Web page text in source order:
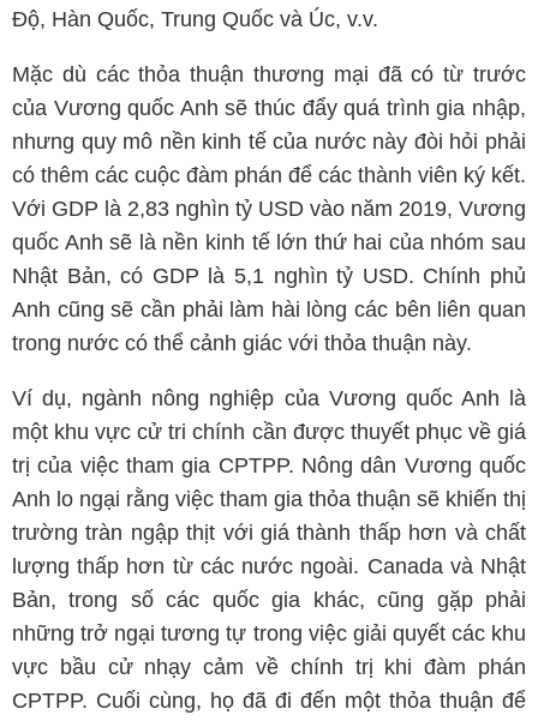
Độ, Hàn Quốc, Trung Quốc và Úc, v.v.
Mặc dù các thỏa thuận thương mại đã có từ trước
của Vương quốc Anh sẽ thúc đẩy quá trình gia nhập,
nhưng quy mô nền kinh tế của nước này đòi hỏi phải
có thêm các cuộc đàm phán để các thành viên ký kết.
Với GDP là 2,83 nghìn tỷ USD vào năm 2019, Vương
quốc Anh sẽ là nền kinh tế lớn thứ hai của nhóm sau
Nhật Bản, có GDP là 5,1 nghìn tỷ USD. Chính phủ
Anh cũng sẽ cần phải làm hài lòng các bên liên quan
trong nước có thể cảnh giác với thỏa thuận này.
Ví dụ, ngành nông nghiệp của Vương quốc Anh là
một khu vực cử tri chính cần được thuyết phục về giá
trị của việc tham gia CPTPP. Nông dân Vương quốc
Anh lo ngại rằng việc tham gia thỏa thuận sẽ khiến thị
trường tràn ngập thịt với giá thành thấp hơn và chất
lượng thấp hơn từ các nước ngoài. Canada và Nhật
Bản, trong số các quốc gia khác, cũng gặp phải
những trở ngại tương tự trong việc giải quyết các khu
vực bầu cử nhạy cảm về chính trị khi đàm phán
CPTPP. Cuối cùng, họ đã đi đến một thỏa thuận để